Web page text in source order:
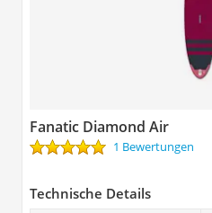
Fanatic Diamond Air
1 Bewertungen
Technische Details